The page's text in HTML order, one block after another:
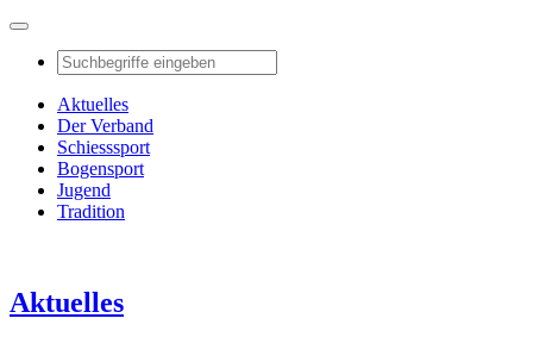
Aktuelles
Der Verband
Schiesssport
Bogensport
Jugend
Tradition
Aktuelles